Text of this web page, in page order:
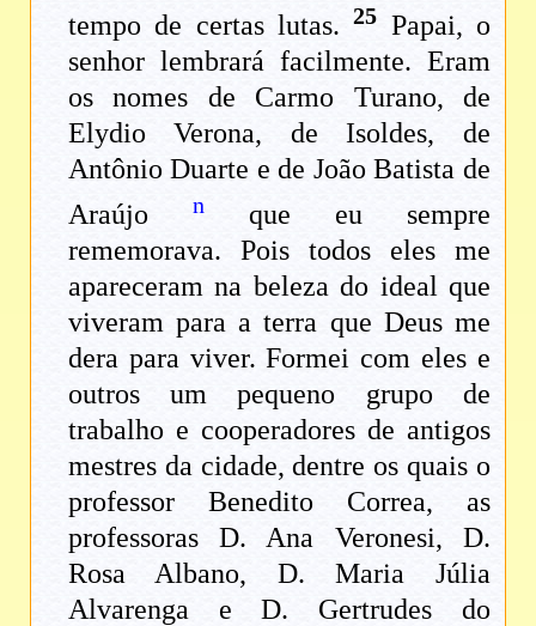
tempo de certas lutas.25 Papai, o
senhor lembrará facilmente. Eram
os nomes de Carmo Turano, de
Elydio Verona, de Isoldes, de
Antônio Duarte e de João Batista de
Araújo nque eu sempre
rememorava. Pois todos eles me
apareceram na beleza do ideal que
viveram para a terra que Deus me
dera para viver. Formei com eles e
outros um pequeno grupo de
trabalho e cooperadores de antigos
mestres da cidade, dentre os quais o
professor Benedito Correa, as
professoras D. Ana Veronesi, D.
Rosa Albano, D. Maria Júlia
Alvarenga e D. Gertrudes do